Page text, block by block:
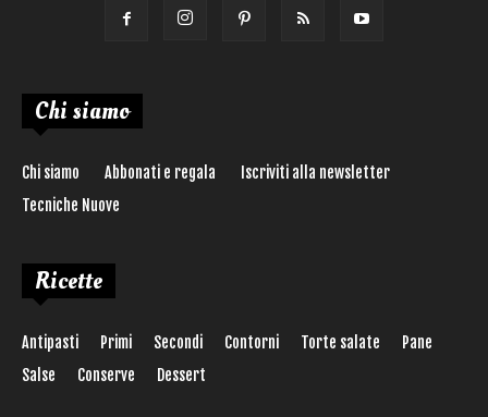
Chi siamo
Chi siamo Abbonati e regala
Iscriviti alla newsletter
Tecniche Nuove
Ricette
Antipasti Primi Secondi Contorni Torte salate
Pane
Salse
Conserve Dessert